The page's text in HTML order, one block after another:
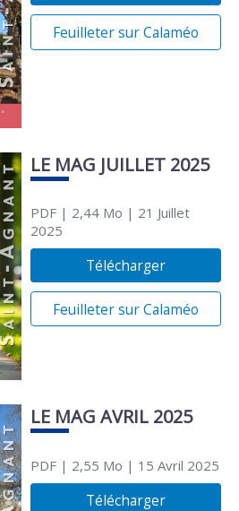
Feuilleter sur Calaméo
LE MAG JUILLET 2025
PDF| 2,44 Mo | 21 Juillet
2025
Télécharger
Feuilleter sur Calaméo
LE MAG AVRIL 2025
PDF| 2,55 Mo | 15 Avril 2025
Télécharger